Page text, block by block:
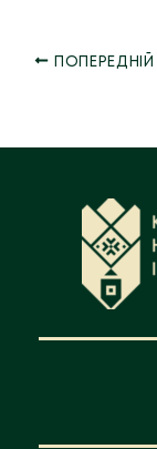
ПОПЕРЕДНІЙ